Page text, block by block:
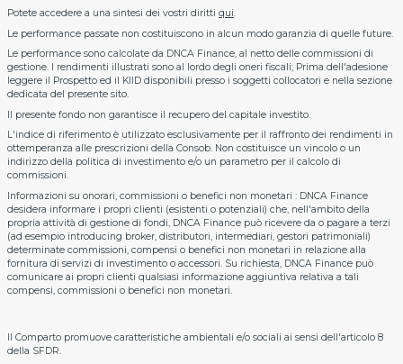
Potete accedere a una sintesi dei vostri diritti qui.
Le performance passate non costituiscono in alcun modo garanzia di quelle future.
Le performance sono calcolate da DNCA Finance, al netto delle commissioni di
gestione. I rendimenti illustrati sono al lordo degli oneri fiscali; Prima dell'adesione
leggere il Prospetto ed il KIID disponibili presso i soggetti collocatori e nella sezione
dedicata del presente sito.
Il presente fondo non garantisce il recupero del capitale investito.
L'indice di riferimento è utilizzato esclusivamente per il raffronto dei rendimenti in
ottemperanza alle prescrizioni della Consob. Non costituisce un vincolo o un
indirizzo della politica di investimento e/o un parametro per il calcolo di
commissioni.
Informazioni su onorari, commissioni o benefici non monetari : DNCA Finance
desidera informare i propri clienti (esistenti o potenziali) che, nell'ambito della
propria attività di gestione di fondi, DNCA Finance può ricevere da o pagare a terzi
(ad esempio introducing broker, distributori, intermediari, gestori patrimoniali)
determinate commissioni, compensi o benefici non monetari in relazione alla
fornitura di servizi di investimento o accessori. Su richiesta, DNCA Finance può
comunicare ai propri clienti qualsiasi informazione aggiuntiva relativa a tali
compensi, commissioni o benefici non monetari.
Il Comparto promuove caratteristiche ambientali e/o sociali ai sensi dell'articolo 8
della SFDR.